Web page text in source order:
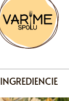
INGREDIENCIE